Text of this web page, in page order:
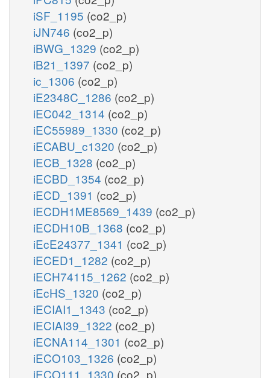
iSF_1195 (co2_p)
iJN746 (co2_p)
iBWG_1329 (co2_p)
iB21_1397 (co2_p)
ic_1306 (co2_p)
iE2348C_1286 (co2_p)
iEC042_1314 (co2_p)
iEC55989_1330 (co2_p)
iECABU_c1320 (co2_p)
iECB_1328 (co2_p)
iECBD_1354 (co2_p)
iECD_1391 (co2_p)
iECDH1ME8569_1439 (co2_p)
iECDH10B_1368 (co2_p)
iEcE24377_1341 (co2_p)
iECED1_1282 (co2_p)
iECH74115_1262 (co2_p)
iEcHS_1320 (co2_p)
iECIAI1_1343 (co2_p)
iECIAI39_1322 (co2_p)
iECNA114_1301 (co2_p)
iECO103_1326 (co2_p)
iECO111_1330 (co2_p)